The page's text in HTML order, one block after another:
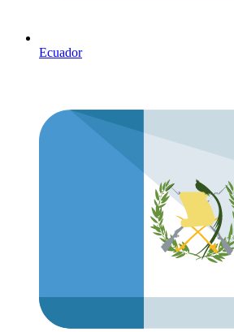
Ecuador